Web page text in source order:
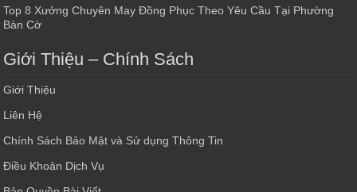
Top 8 Xưởng Chuyên May Đồng Phục Theo Yêu Cầu Tại Phường
Bàn Cờ
Giới Thiệu – Chính Sách
Giới Thiệu
Liên Hệ
Chính Sách Bảo Mật và Sử dụng Thông Tin
Điều Khoản Dịch Vụ